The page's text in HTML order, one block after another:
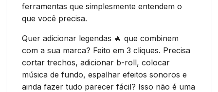
ferramentas que simplesmente entendem o
que você precisa.
Quer adicionar legendas 🔥 que combinem
com a sua marca? Feito em 3 cliques. Precisa
cortar trechos, adicionar b-roll, colocar
música de fundo, espalhar efeitos sonoros e
ainda fazer tudo parecer fácil? Isso não é uma